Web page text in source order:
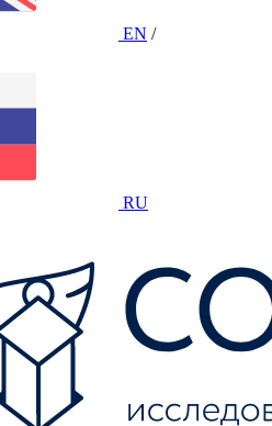
EN /
RU